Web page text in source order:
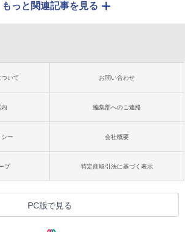
もっと関連記事を見る
いて お問い合わせ
編集部へのご連絡
ー 会社概要
プ 特定商取引法に基づく表示
PC版で見る